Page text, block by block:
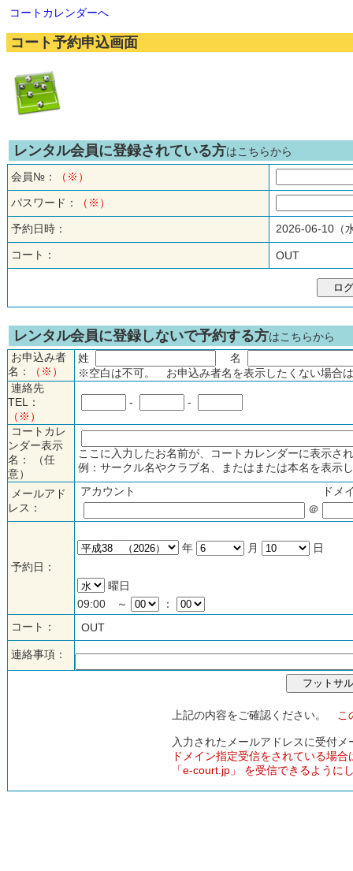
コートカレンダーへ
コート予約申込画面
レンタル会員に登録されている方はこちらから
会員№：
（※）
パスワード： （※）
予約日時： 2026-06-10
コート： OUT
レンタル会員に登録しないで予約する方はこちらから
お申込み者
名：
（※）
姓
名
※空白は不可。 お申込み者名を表示したくない場合
連絡先
TEL：
（※）
- -
コートカレ
ンダー表示
名： （任
意）
ここに入力したお名前が、コートカレンダーに表示
例：サークル名やクラブ名、またはまたは本名を表示
メールアド
レス：
アカウント
ドメ
＠
予約日：
年 月 日
曜日
09:00 ～
：
コート：
OUT
連絡事項：
上記の内容をご確認ください。 こ
入力されたメールアドレスに受付
ドメイン指定受信をされている場合
「e-court.jp」 を受信できるように